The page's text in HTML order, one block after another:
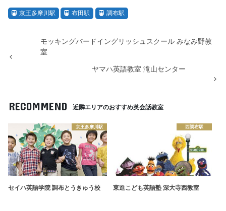
京王多摩川駅 布田駅 調布駅
モッキングバードイングリッシュスクール みなみ野教
室
ヤマハ英語教室 滝山センター
RECOMMEND 近隣エリアのおすすめ英会話教室
京王多摩川駅
セイハ英語学院 調布とうきゅう校
西調布駅
東進こども英語塾 深大寺西教室